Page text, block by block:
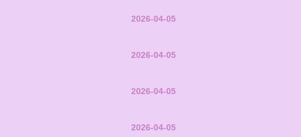
2026-04-05
2026-04-05
2026-04-05
2026-04-05